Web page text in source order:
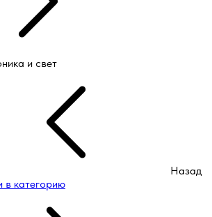
и свет
Назад
в категорию